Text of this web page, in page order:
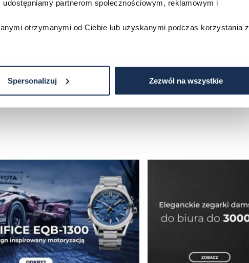
partnerom społecznościowym, reklamowym i
otrzymanymi od Ciebie lub uzyskanymi podczas korzystania z
Spersonalizuj Zezwól na wszystkie